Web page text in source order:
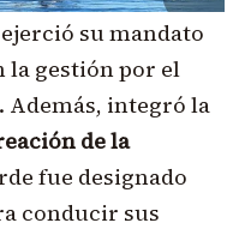
su mandato
la gestión por el
Además, integró la
de la
fue designado
conducir sus